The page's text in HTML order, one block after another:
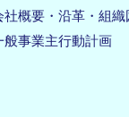
社概要・沿革・組織
般事業主行動計画